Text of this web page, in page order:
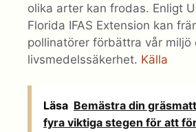
olika arter kan frodas. Enligt
Florida IFAS Extension kan
pollinatörer förbättra vår miljö
livsmedelssäkerhet. Källa
Läsa Bemästra din
fyra viktiga stegen för att